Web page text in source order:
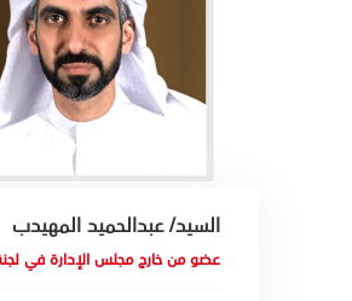
السيد/ عبدالحميد المهيدب
عضو من خارج مجلس الإدارة في